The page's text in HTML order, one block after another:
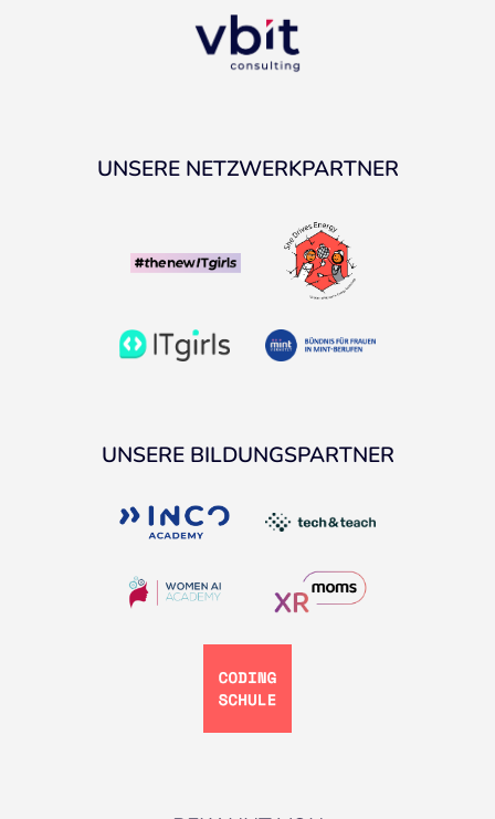
UNSERE NETZWERKPARTNER
UNSERE BILDUNGSPARTNER